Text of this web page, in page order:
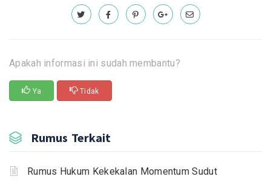
Apakah informasi ini sudah membantu?
Ya Tidak
Rumus Terkait
Rumus Hukum Kekekalan Momentum Sudut